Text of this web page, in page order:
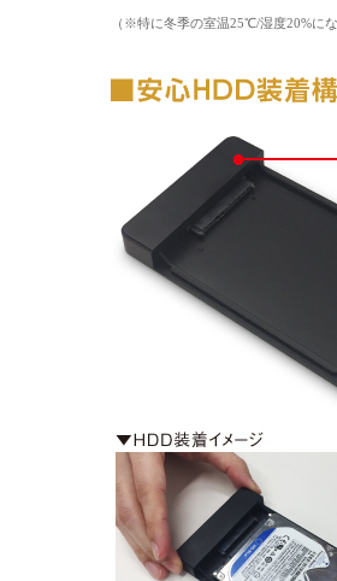
（※特に冬季の室温25℃/湿度20%に